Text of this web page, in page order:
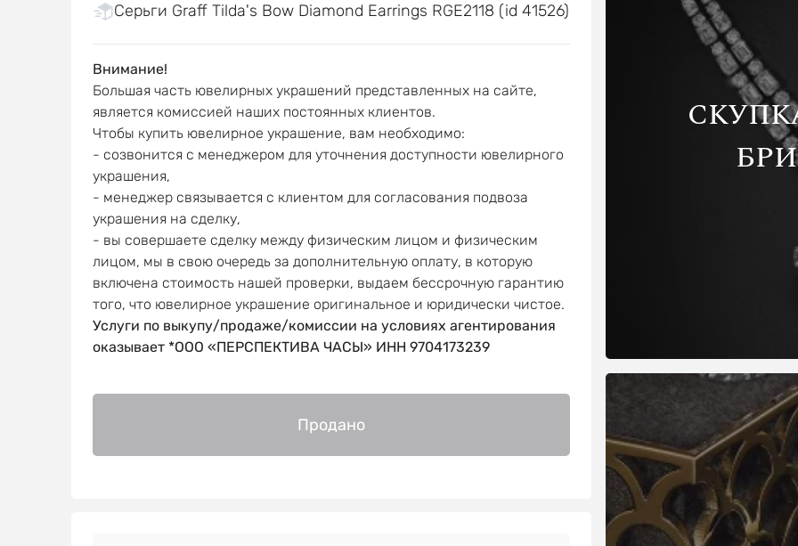
Серьги Graff Tilda's Bow Diamond Earrings RGE2118 (id 41526)
Внимание!
Большая часть ювелирных украшений представленных на сайте,
является комиссией наших постоянных клиентов.
Чтобы купить ювелирное украшение, вам необходимо:
- созвонится с менеджером для уточнения доступности ювелирного
украшения,
- менеджер связывается с клиентом для согласования подвоза
украшения на сделку,
- вы совершаете сделку между физическим лицом и физическим
лицом, мы в свою очередь за дополнительную оплату, в которую
включена стоимость нашей проверки, выдаем бессрочную гарантию
того, что ювелирное украшение оригинальное и юридически чистое.
Услуги по выкупу/продаже/комиссии на условиях агентирования
оказывает *ООО «ПЕРСПЕКТИВА ЧАСЫ» ИНН 9704173239
Продано